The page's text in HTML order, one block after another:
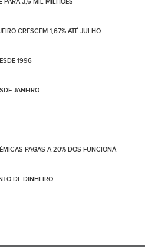
CRESCEM 1,67% ATÉ JULHO
1996
JANEIRO
PAGAS A 20% DOS FUNCIONÁ
DE DINHEIRO